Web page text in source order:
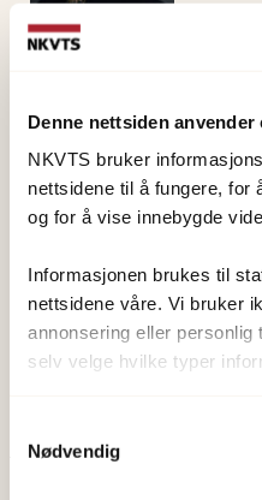
Denne nettsiden anvender
NKVTS bruker
nettsidene til å fungere, for
og for å vise innebygde
Informasjonen brukes til
nettsidene våre. Vi bruker
annonsering eller personlig
selv velge hvilke typer
Nødvendig
Vis
Vis